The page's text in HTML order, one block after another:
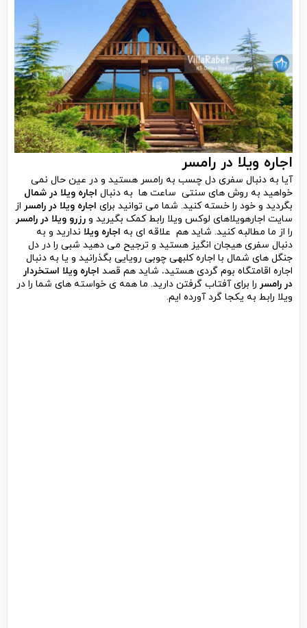
اجاره ویلا در رامسر
آیا به دنبال سفری دل چسب به رامسر هستید و در عین حال نمی
خواهید به روش های سنتی ساعت ها به دنبال اجاره ویلا در شمال
بگردید و خود را خسته کنید. شما می توانید برای اجاره ویلا در رامسر از
سایت اجارهویلاهای لوکس ویلا رابط کمک بگیرید و رزرو ویلا در رامسر
را از ما مطالبه کنید. شاید هم علاقه ای به اجاره ویلا ندارید و به
دنبال سفری هیجان انگیز هستید و ترجیح می دهید شبی را در دل
جنگل های شمال با اجاره کلبهی چوبی رویایی بگذرانید و یا به دنبال
اجاره اقامتگاه بوم گردی هستید. شاید هم قصد اجاره ویلا استخردار
در رامسر را برای آفتاب گرفتن دارید. ما همه ی خواسته های شما را در
ویلا رابط به یکجا گرد آورده ایم.